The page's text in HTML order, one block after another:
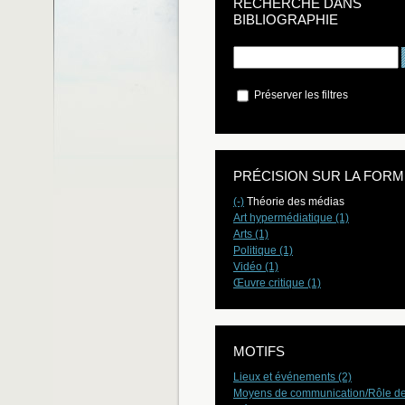
RECHERCHE DANS
BIBLIOGRAPHIE
Préserver les filtres
PRÉCISION SUR LA
(-) Théorie des médias
Art hypermédiatique (1)
Arts (1)
Politique (1)
Vidéo (1)
Œuvre critique (1)
MOTIFS
Lieux et événements (2)
Moyens de communication/Rôle